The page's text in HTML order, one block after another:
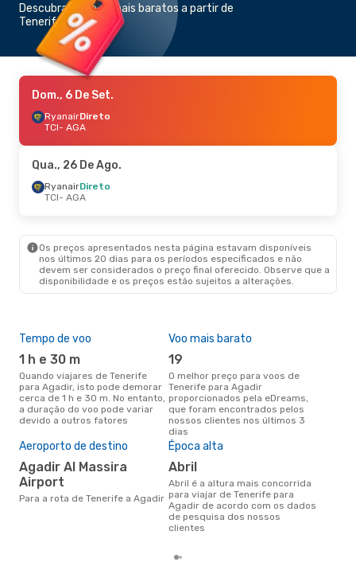
Descubra os voos mais baratos a partir de
Tenerife para Agadir
Dom., 6 De Set.
RyanairDireto
TCI- AGA
Qua., 26 De Ago.
RyanairDireto
TCI- AGA
Os preços apresentados nesta página estavam disponíveis
nos últimos 20 dias para os períodos especificados e não
devem ser considerados o preço final oferecido. Observe que a
disponibilidade e os preços estão sujeitos a alterações.
Tempo de voo
1 h e 30 m
Quando viajares de Tenerife
para Agadir, isto pode demorar
cerca de 1 h e 30 m. No entanto,
a duração do voo pode variar
devido a outros fatores
Voo mais barato
19
O melhor preço para voos de
Tenerife para Agadir
proporcionados pela eDreams,
que foram encontrados pelos
nossos clientes nos últimos 3
dias
Aeroporto de destino
Agadir Al Massira
Airport
Para a rota de Tenerife a Agadir
Época alta
abril
abril é a altura mais concorrida
para viajar de Tenerife para
Agadir de acordo com os dados
de pesquisa dos nossos
clientes